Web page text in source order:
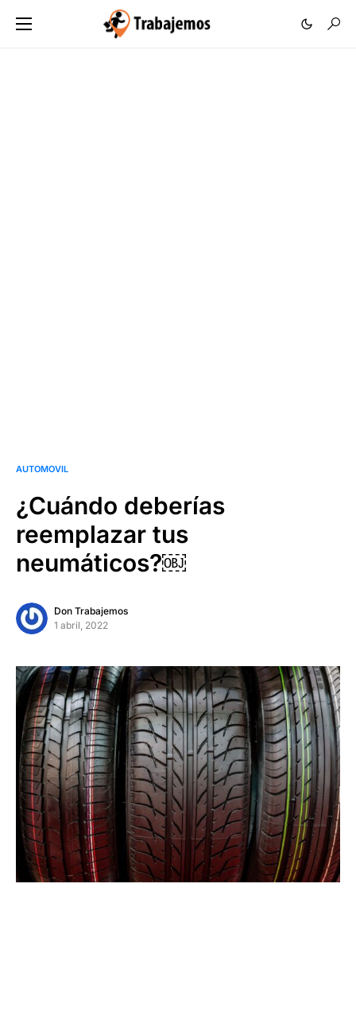
AUTOMOVIL
¿Cuándo deberías
reemplazar tus
neumáticos?￼
Don Trabajemos
1 abril, 2022